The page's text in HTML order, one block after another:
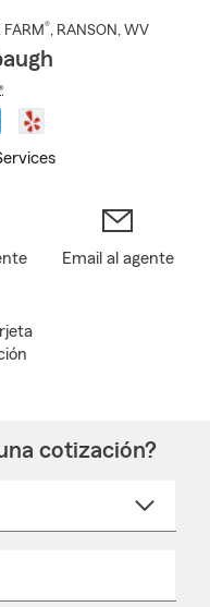
FARM®, RANSON , WV
Email al agente
cotización?